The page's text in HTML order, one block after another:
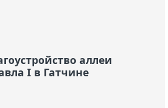
аллеи
I в Гатчине